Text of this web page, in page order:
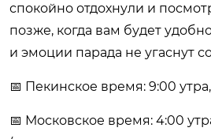
спокойно отдохнули и
позже, когда вам будет
и эмоции парада не угаснут
📅 Пекинское время: 9:00
📅 Московское время: 4:00